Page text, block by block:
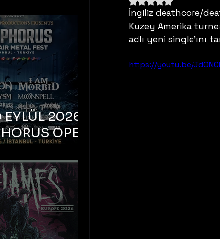
İngiliz deathcore/
Kuzey Amerika
adlı yeni single'ını
https://youtu.be/
Ataköy
Arena
2026 –
OPEN
FEST